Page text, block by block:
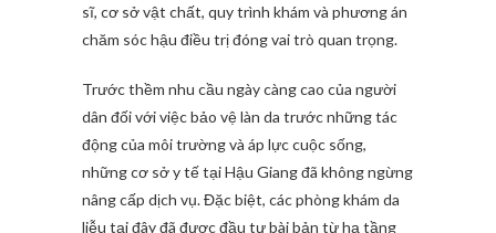
sĩ, cơ sở vật chất, quy trình khám và phương án
chăm sóc hậu điều trị đóng vai trò quan trọng.
Trước thềm nhu cầu ngày càng cao của người
dân đối với việc bảo vệ làn da trước những tác
động của môi trường và áp lực cuộc sống,
những cơ sở y tế tại Hậu Giang đã không ngừng
nâng cấp dịch vụ. Đặc biệt, các phòng khám da
liễu tại đây đã được đầu tư bài bản từ hạ tầng